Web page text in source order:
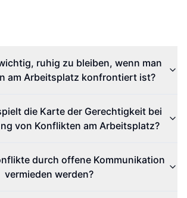
ruhig zu bleiben, wenn man
am Arbeitsplatz konfrontiert ist?
die Karte der Gerechtigkeit bei
von Konflikten am Arbeitsplatz?
durch offene Kommunikation
vermieden werden?